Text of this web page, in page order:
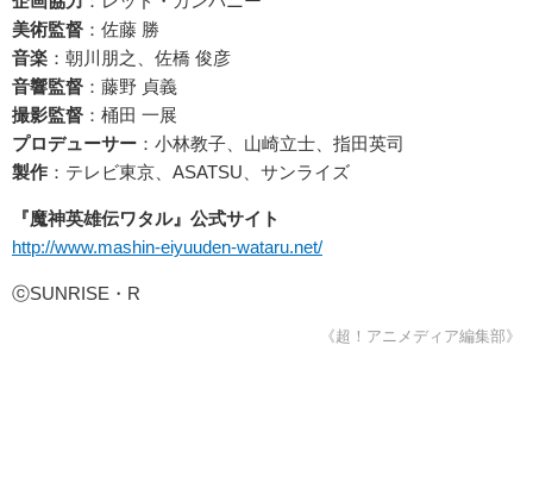
美術監督 ：佐藤 勝
音楽 ：朝川朋之、佐橋 俊彦
音響監督 ：藤野 貞義
撮影監督 ：桶田 一展
プロデューサー ：小林教子、山崎立士、指田英司
製作 ：テレビ東京、ASATSU、サンライズ
『魔神英雄伝ワタル』公式サイト
http://www.mashin-eiyuuden-wataru.net/
ⓒSUNRISE・R
《超！アニメディア編集部》